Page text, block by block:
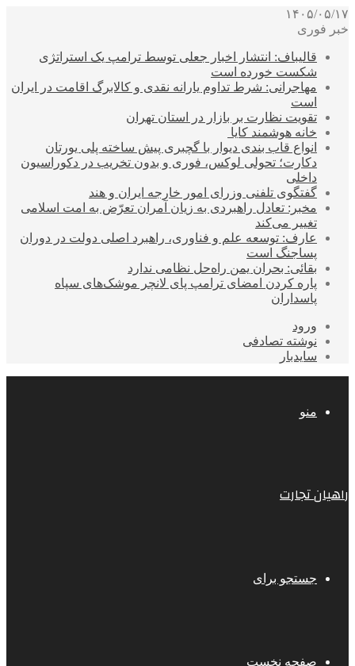
۱۴۰۵/۰۵/۱۷
خبر فوری
قالیباف: انتشار اخبار جعلی توسط ترامپ یک استراتژی
شکست خورده است
مهاجرانی: شرط تداوم یارانه نقدی و کالابرگ اقامت در ایران
است
تقویت نظارت بر بازار در استان تهران
خانه هوشمند کایا
انواع قاب بندی دیوار با گچبری پیش ساخته پلی یورتان
دکارت؛ تحولی لوکس، فوری و بدون تخریب در دکوراسیون
داخلی
گفتگوی تلفنی وزرای امور خارجه ایران و هند
مخبر: تعادل راهبردی به زیان آمران تعرّض به امت اسلامی
تغییر می‌کند
عارف: توسعه علم و فناوری، راهبرد اصلی دولت در دوران
پساجنگ است
بقائی: بحران یمن راه‌حل نظامی ندارد
پاره کردن امضای ترامپ پای لانچر موشک‌های سپاه
پاسداران
ورود
نوشته تصادفی
سایدبار
منو
راهیان تجارت
جستجو برای
صفحه نخست